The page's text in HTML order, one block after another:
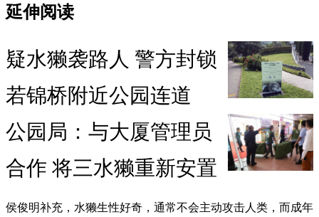
延伸阅读
疑水獭袭路人 警方封锁
若锦桥附近公园连道
公园局：与大厦管理员
合作 将三水獭重新安置
侯俊明补充，水獭生性好奇，通常不会主动攻击人类，而成年